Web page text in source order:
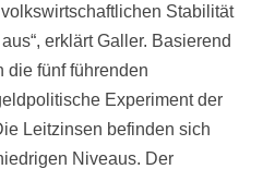
Stabilität
erklärt Galler. Basierend
die fünf führenden
Experiment der
Leitzinsen befinden sich
Niveaus. Der